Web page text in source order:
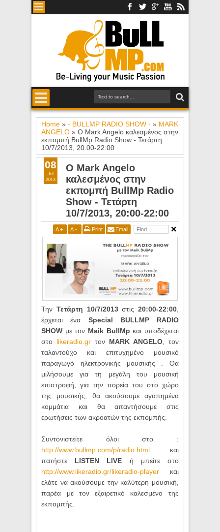
Home »- BULLMP RADIO SHOW - » MARK
ANGELO »O Mark Angelo καλεσμένος στην
εκπομπή BullMp Radio Show - Τετάρτη
10/7/2013, 20:00-22:00
O Mark Angelo
καλεσμένος στην
εκπομπή BullMp Radio
Show - Τετάρτη
10/7/2013, 20:00-22:00
A + A - Print Email
Την Τετάρτη 10/7/2013στις 20:00-22:00,
έρχεται ένα Special BULLMP RADIO
SHOW με τον Maik BullMp και υποδέχεται
στο likeradio.gr τον MARK ANGELO, τον
ταλαντούχο και επιτυχημένο μουσικό
παραγωγό ηλεκτρονικής μουσικής . Θα
μιλήσουμε για τη μεγάλη του μουσική
επιστροφή, για την πορεία του στο χώρο
της μουσικής, θα ακούσουμε αγαπημένα
κομμάτια και θα απαντήσουμε στις
ερωτήσεις των ακροατών της εκπομπής.
Συντονιστείτε όλοι στο :
http://www.bullmp.com/p/radio.html και
πατήστε LISTEN LIVE ή μπείτε στο
http://www.likeradio.gr/likeradio-player και
ελάτε να ακούσουμε την καλύτερη μουσική,
παρέα με τον εξαιρετικό καλεσμένο της
εκπομπής.
08
Jul
2013